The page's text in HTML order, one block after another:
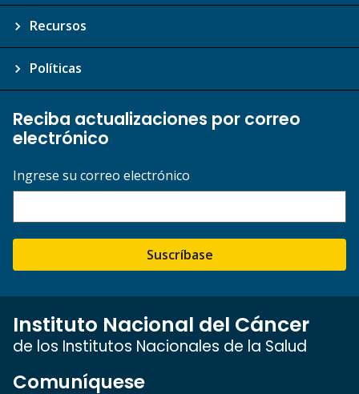
Recursos
Políticas
Reciba actualizaciones por correo
electrónico
Ingrese su correo electrónico
Suscríbase
Instituto Nacional del Cáncer
de los Institutos Nacionales de la Salud
Comuníquese